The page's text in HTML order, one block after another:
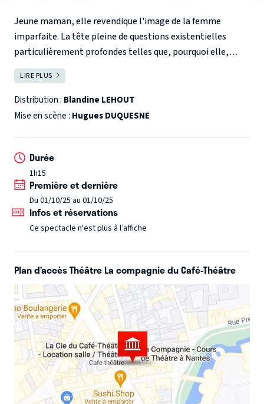
Jeune maman, elle revendique l'image de la femme
imparfaite. La tête pleine de questions existentielles
particulièrement profondes telles que, pourquoi elle,
quand elle sourit elle a un double menton ? Pourquoi
quand son mec fait du sport elle a envie qu'il se fasse mal ?
Pourquoi sa fille préfère manifestement son père ?
Blandine n'hésite pas à poser tout haut les questions que
d'une heure comme si vous étiez dans le salon de votre
pote qui monopolise, certes, un peu l'attention, mais
avec qui on passe les meilleures soirées (inutile de préciser
qui a écrit ce pitch).
LIRE PLUS
Distribution : Blandine LEHOUT
Mise en scène : Hugues DUQUESNE
Durée
1h15
Première et dernière
Du 01/10/25 au 01/10/25
Infos et réservations
Ce spectacle n'est plus à l’affiche
Plan d’accès Théâtre La compagnie du Café-Théâtre